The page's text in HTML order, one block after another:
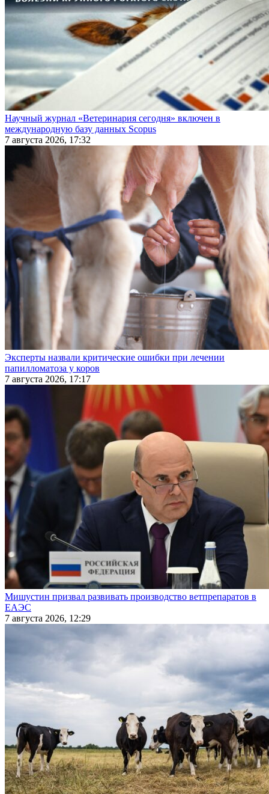
Научный журнал «Ветеринария сегодня» включен в
международную базу данных Scopus
7 августа 2026, 17:32
Эксперты назвали критические ошибки при лечении
папилломатоза у коров
7 августа 2026, 17:17
Мишустин призвал развивать производство ветпрепаратов в
ЕАЭС
7 августа 2026, 12:29